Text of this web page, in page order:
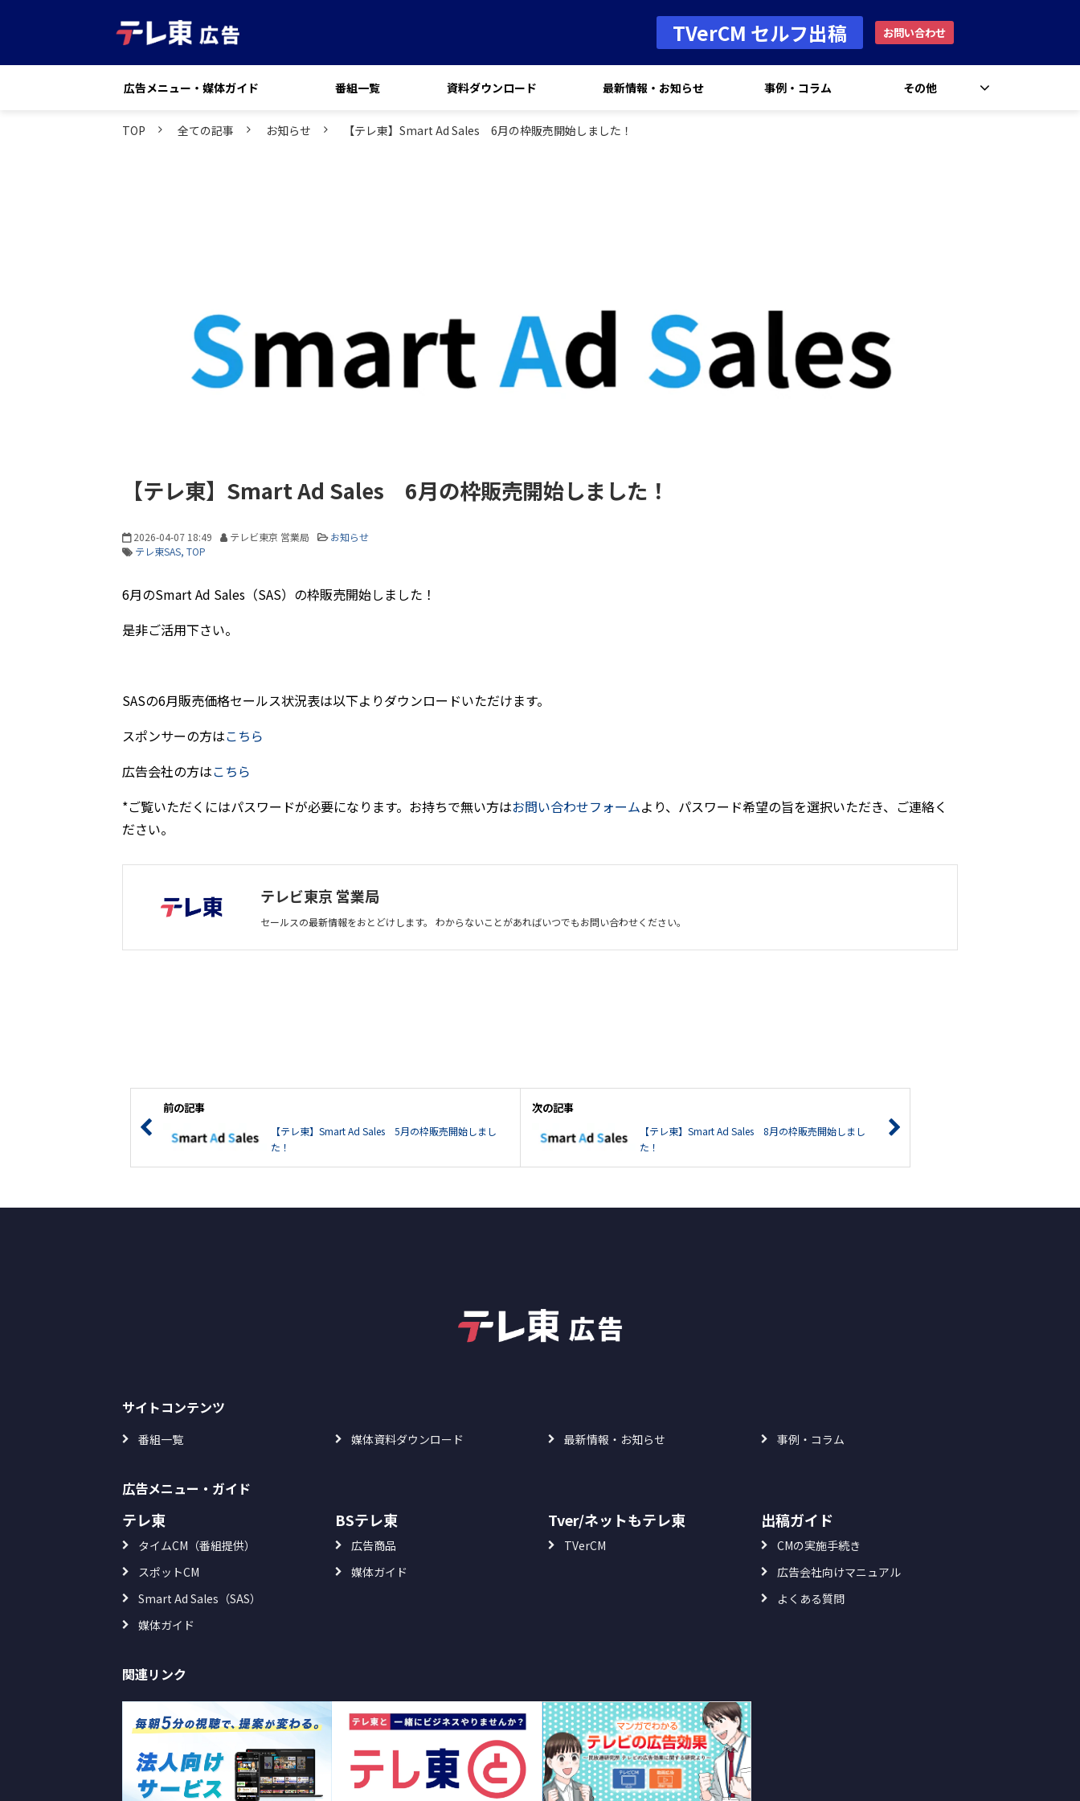
TVerCM セルフ出稿 お問い合わせ
広告メニュー・媒体ガイド 番組一覧 資料ダウンロード 最新情報・お知らせ 事例・コラム その他
TOP 全ての記事 お知らせ 【テレ東】Smart Ad Sales 6月の枠販売開始しました！
【テレ東】Smart Ad Sales 6月の枠販売開始しました！
2026-04-07 18:49 テレビ東京 営業局
お知らせ
テレ東SAS TOP
6月のSmart Ad Sales（SAS）の枠販売開始しました！
是非ご活用下さい。
SASの6月販売価格セールス状況表は以下よりダウンロードいただけます。
スポンサーの方はこちら
​​​​​​​広告会社の方はこちら
*ご覧いただくにはパスワードが必要になります。お持ちで無い方は​​​​​​​お問い合わせフォームより、パスワード希望の旨を選択いただき、ご連絡く
ださい。
テレビ東京 営業局
セールスの最新情報をおとどけします。 わからないことがあればいつでもお問い合わせください。
前の記事
【テレ東】Smart Ad Sales 5月の枠販売開始しまし
た！
次の記事
【テレ東】Smart Ad Sales 8月の枠販売開始しまし
た！
サイトコンテンツ
番組一覧 媒体資料ダウンロード 最新情報・お知らせ 事例・コラム
広告メニュー・ガイド
テレ東
タイムCM（番組提供）
スポットCM
Smart Ad Sales（SAS）
媒体ガイド
BSテレ東
広告商品
媒体ガイド
Tver/ネットもテレ東
TVerCM
出稿ガイド
CMの実施手続き
広告会社向けマニュアル
よくある質問
関連リンク